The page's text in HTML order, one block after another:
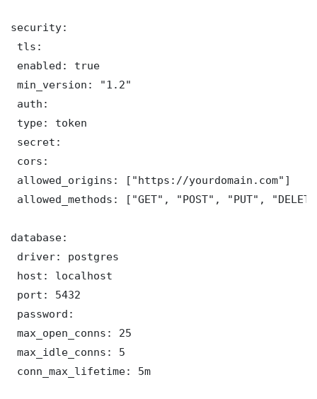
security:
tls:
enabled: true
min_version: "1.2"
auth:
type: token
secret:
cors:
allowed_origins: ["https://yourdomain.com"]
allowed_methods: ["GET", "POST", "PUT",
database:
driver: postgres
host: localhost
port: 5432
password:
max_open_conns: 25
max_idle_conns: 5
conn_max_lifetime: 5m